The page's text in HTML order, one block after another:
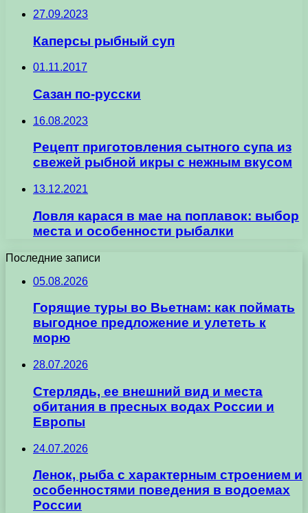
27.09.2023
Каперсы рыбный суп
01.11.2017
Сазан по-русски
16.08.2023
Рецепт приготовления сытного супа из
свежей рыбной икры с нежным вкусом
13.12.2021
Ловля карася в мае на поплавок: выбор
места и особенности рыбалки
Последние записи
05.08.2026
Горящие туры во Вьетнам: как поймать
выгодное предложение и улететь к
морю
28.07.2026
Стерлядь, ее внешний вид и места
обитания в пресных водах России и
Европы
24.07.2026
Ленок, рыба с характерным строением и
особенностями поведения в водоемах
России